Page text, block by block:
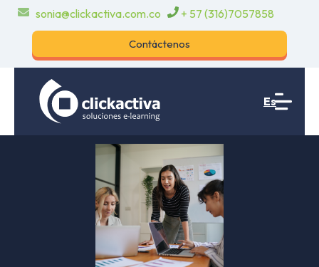
sonia@clickactiva.com.co + 57 (316)7057858
Contáctenos
Es